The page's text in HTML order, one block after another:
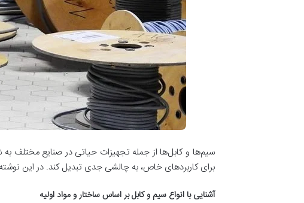
سیم‌ها و کابل‌ها از جمله تجهیزات حیاتی در صنایع مختلف به
برای کاربردهای خاص، به چالشی جدی تبدیل کند. در این
آشنایی با انواع سیم و کابل بر اساس ساختار و مواد اولیه